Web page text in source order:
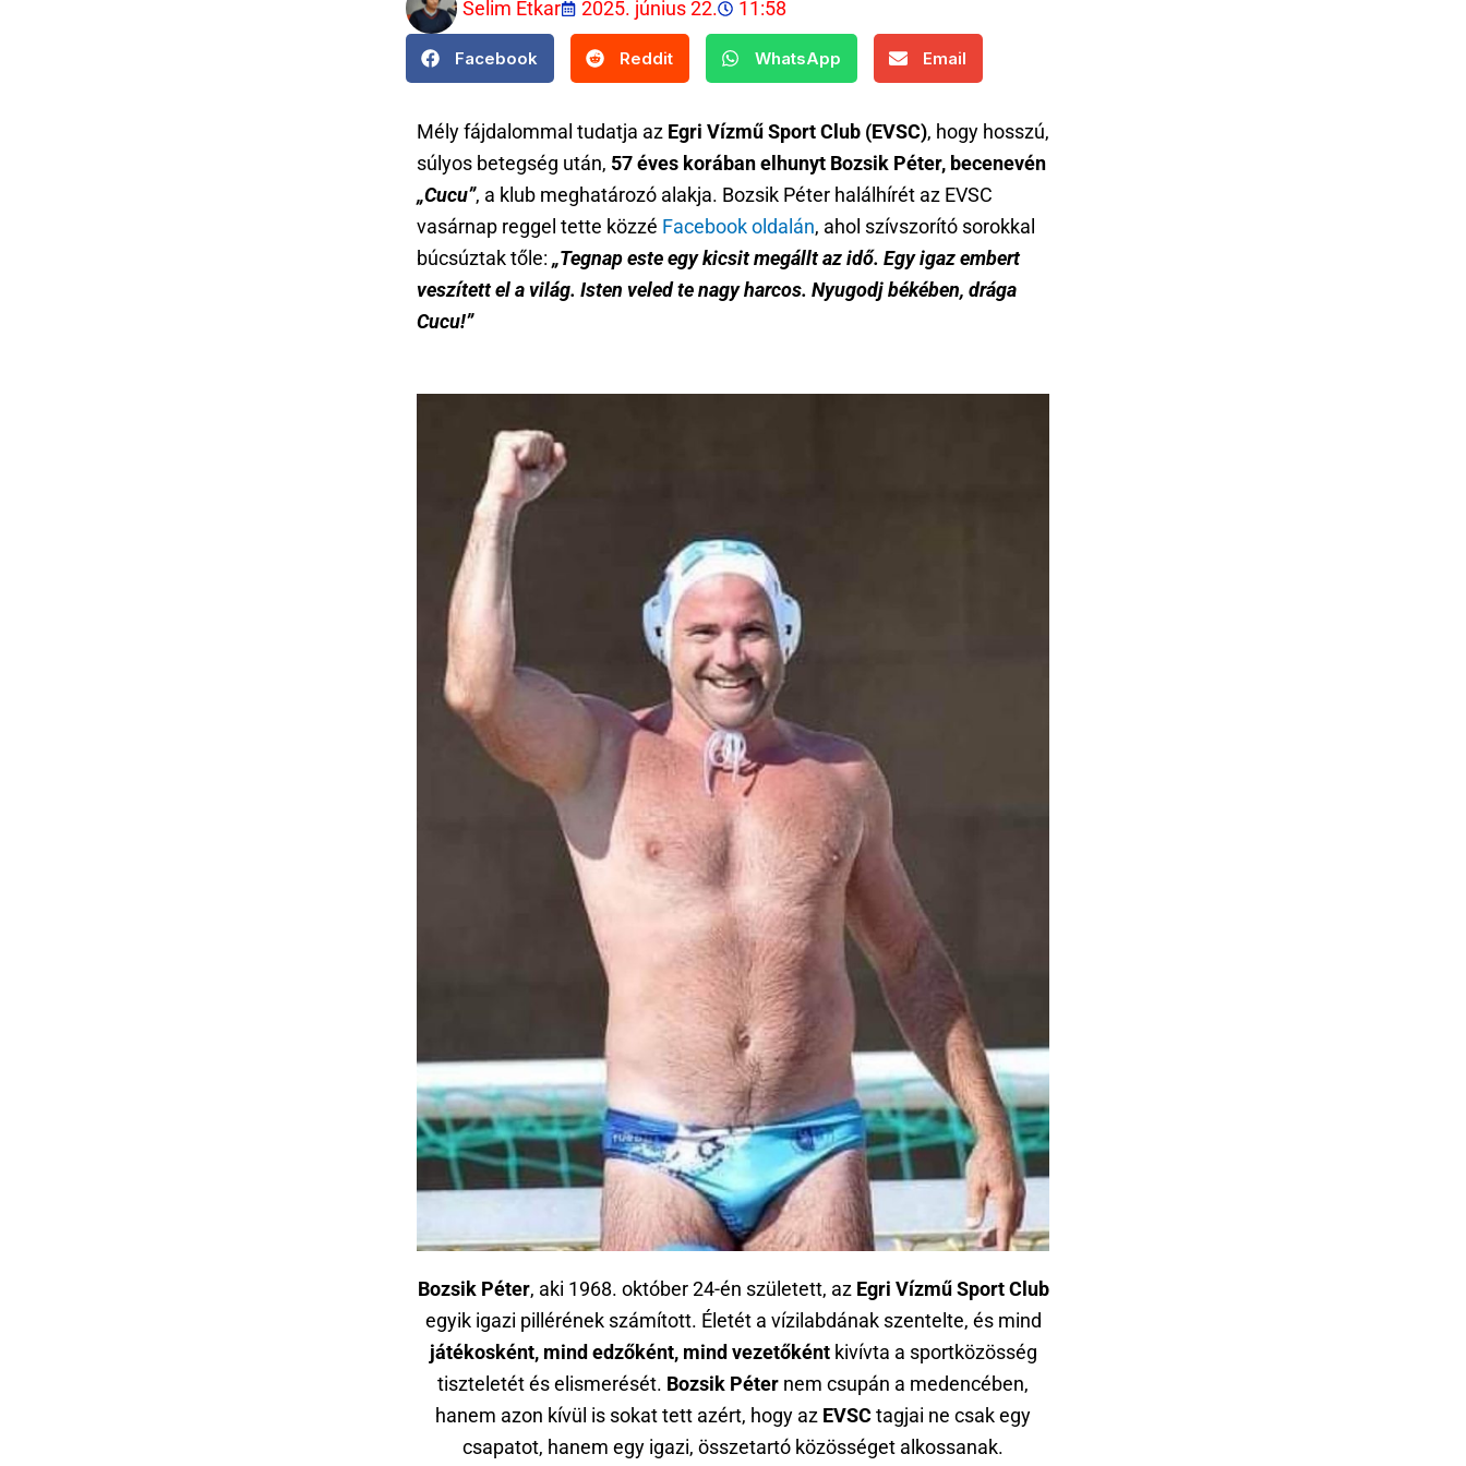
Selim Etkar 2025. június 22. 11:58
Facebook Reddit WhatsApp Email
Mély fájdalommal tudatja az Egri Vízmű Sport Club (EVSC), hogy hosszú,
súlyos betegség után, 57 éves korában elhunyt Bozsik Péter, becenevén
„Cucu”, a klub meghatározó alakja. Bozsik Péter halálhírét az EVSC
vasárnap reggel tette közzé Facebook oldalán, ahol szívszorító sorokkal
búcsúztak tőle: „Tegnap este egy kicsit megállt az idő. Egy igaz embert
veszített el a világ. Isten veled te nagy harcos. Nyugodj békében, drága
Cucu!”
Bozsik Péter, aki 1968. október 24-én született, az Egri Vízmű Sport Club
egyik igazi pillérének számított. Életét a vízilabdának szentelte, és mind
játékosként, mind edzőként, mind vezetőkéntkivívta a sportközösség
tiszteletét és elismerését. Bozsik Péter nem csupán a medencében,
hanem azon kívül is sokat tett azért, hogy az EVSCtagjai ne csak egy
csapatot, hanem egy igazi, összetartó közösséget alkossanak.